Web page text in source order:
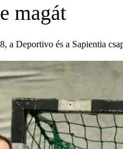
magát
a Deportivo és a Sapientia